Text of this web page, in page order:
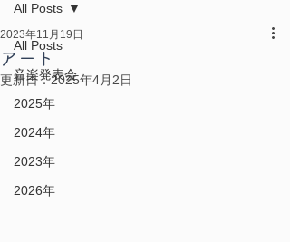
All Posts
音楽発表会
2025年
2024年
2023年
2026年
All Posts
アート
2023年11月19日
更新日：2025年4月2日